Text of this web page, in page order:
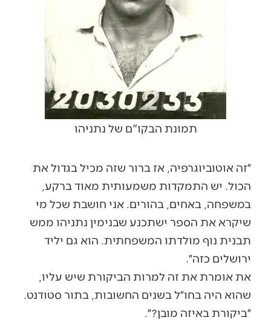
תמונת הבקו"ם של נתניהו
״זה אוטוביוגרפיה, אז ברור שזה מכיל בגדול את
הכול. יש התמקדות משמעותית מאוד ברקע,
במשפחה, באחים, בהורים. אני חושבת שכל מי
שיקרא את הספר ישתכנע שבנימין נתניהו ממש
תבנית נוף מולדתו המשפחתית. הוא גם יליד
ירושלים כזה״.
את אומרת את זה למרות הביקורת שיש עליו,
שהוא היה בחו״ל בשנים החשובות, בתור סטודנט.
״ביקורת באיזה מובן?״.